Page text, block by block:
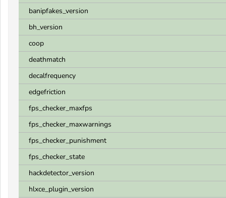
banipfakes_version
bh_version
coop
deathmatch
decalfrequency
edgefriction
fps_checker_maxfps
fps_checker_maxwarnings
fps_checker_punishment
fps_checker_state
hackdetector_version
hlxce_plugin_version